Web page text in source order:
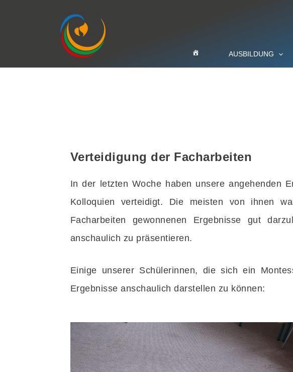
AUSBILDUNG
Verteidigung der Facharbeiten
In der letzten Woche haben unsere angehenden
Kolloquien verteidigt. Die meisten von ihnen
Facharbeiten gewonnenen Ergebnisse gut
anschaulich zu präsentieren.
Einige unserer Schülerinnen, die sich ein
Ergebnisse anschaulich darstellen zu können: